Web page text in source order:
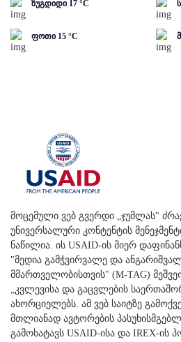
ზუგდიდი 17 °C
ფოთი 15 °C
მოცემული ვებ გვერდი „ჯუმლას"
უნივერსალური კონტენტის
ნაწილია. ის USAID-ის მიერ
"მედია გამჭვირვალე და
მმართველობისთვის" (M-TAG)
„კვლევისა და გაცვლების
ახორციელებს. ამ ვებ საიტზე
მთლიანად ავტორების
გამოხატავს USAID-ისა და IREX-ის